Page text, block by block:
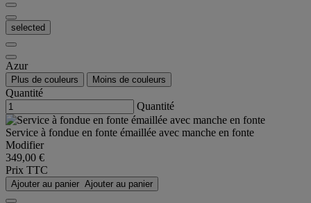
selected
Azur
Plus de couleurs Moins de couleurs
Quantité
Quantité
Service à fondue en fonte émaillée avec manche en fonte
Modifier
349,00 €
Prix TTC
Ajouter au panier Ajouter au panier